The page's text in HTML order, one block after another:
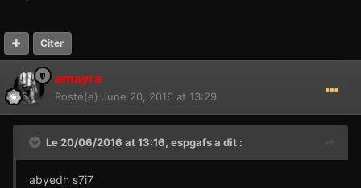
Citer
amayra
Posté(e) June 20, 2016 at 13:29
Le 20/06/2016 at 13:16, espgafsa dit :
abyedh s7i7